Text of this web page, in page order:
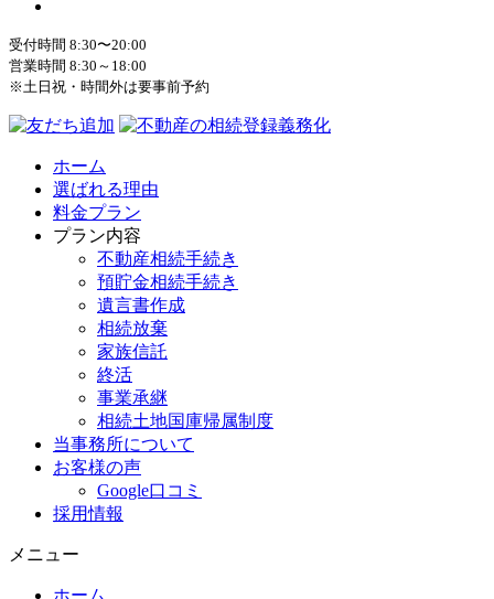
受付時間 8:30〜20:00
営業時間 8:30～18:00
※土日祝・時間外は要事前予約
ホーム
選ばれる理由
料金プラン
プラン内容
不動産相続手続き
預貯金相続手続き
遺言書作成
相続放棄
家族信託
終活
事業承継
相続土地国庫帰属制度
当事務所について
お客様の声
Google口コミ
採用情報
メニュー
ホーム